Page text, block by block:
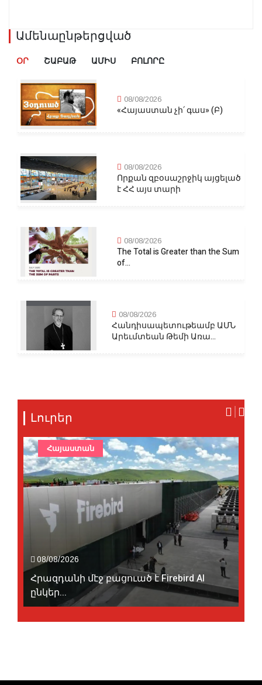
Ամենաընթերցված
ՕՐ ՇԱԲԱԹ ԱՄԻՍ ԲՈԼՈՐԸ
08/08/2026
«Հայաստան չի՛ գաս» (Բ)
08/08/2026
Որքան զբօսաշրջիկ այցելած
է ՀՀ այս տարի
08/08/2026
The Total is Greater than the Sum
of...
08/08/2026
Հանդիսապետութեամբ ԱՄՆ
Արեւմտեան Թեմի Առա...
Լուրեր
08/08/2026
Հրազդանի մէջ բացուած է Firebird AI
ընկեր...
Հայաստան